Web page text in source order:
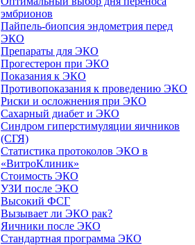
эмбрионов
Пайпель-биопсия эндометрия перед
ЭКО
Препараты для ЭКО
Прогестерон при ЭКО
Показания к ЭКО
Противопоказания к проведению ЭКО
Риски и осложнения при ЭКО
Сахарный диабет и ЭКО
Синдром гиперстимуляции яичников
(СГЯ)
Статистика протоколов ЭКО в
«ВитроКлиник»
Стоимость ЭКО
УЗИ после ЭКО
Высокий ФСГ
Вызывает ли ЭКО рак?
Яичники после ЭКО
Стандартная программа ЭКО